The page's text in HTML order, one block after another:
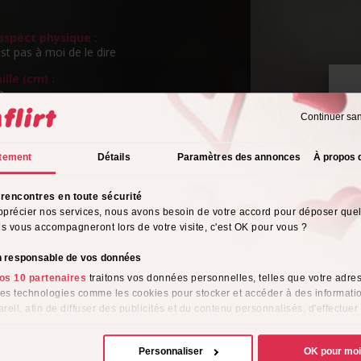
Continuer
Détails Paramètres des annonces À propos
rencontres en toute sécurité
nos services, nous avons besoin de votre accord pour déposer
vous accompagneront lors de votre visite, c'est OK pour vous ?
responsable de vos données
10 partenaires traitons vos données personnelles, telles que votre
technologies comme les cookies pour stocker et accéder à des
afin de diffuser des publicités et du contenu personnalisés, d'effectuer
favorisant ainsi le développement de services. Vous avez le choix quant à
de vos données et à leurs finalités. Vous pouvez modifier ou retirer votre
Personnaliser OK pour moi
physique :
pas à moi de le dire
(cm) :
de cheveux :
:
sexuelle :
vestimentaire :